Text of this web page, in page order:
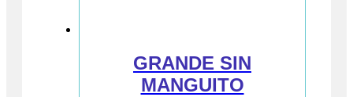
GRANDE SIN
MANGUITO